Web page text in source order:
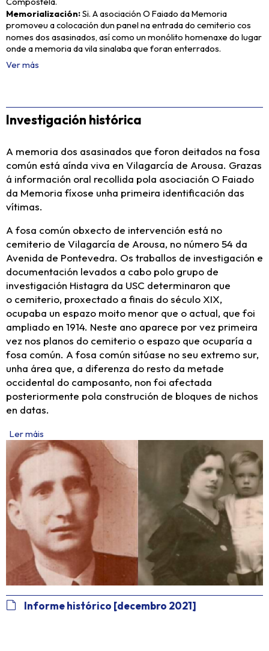
Memorialización Si. A asociación O Faiado da Memoria
promoveu a colocación dun panel na entrada do cemiterio cos
nomes dos asasinados, así como un monólito homenaxe do lugar
onde a memoria da vila sinalaba que foran enterrados.
Ver más
Investigación histórica
A memoria dos asasinados que foron deitados na fosa
común está aínda viva en Vilagarcía de Arousa. Grazas
á información oral recollida pola asociación O Faiado
da Memoria fíxose unha primeira identificación das
vítimas.
A fosa común obxecto de intervención está no
cemiterio de Vilagarcía de Arousa, no número 54 da
Avenida de Pontevedra. Os traballos de investigación e
documentación levados a cabo polo grupo de
investigación Histagra da USC determinaron que
o cemiterio, proxectado a finais do século XIX,
ocupaba un espazo moito menor que o actual, que foi
ampliado en 1914. Neste ano aparece por vez primeira
vez nos planos do cemiterio o espazo que ocuparía a
fosa común. A fosa común sitúase no seu extremo sur,
unha área que, a diferenza do resto da metade
occidental do camposanto, non foi afectada
posteriormente pola construción de bloques de nichos
en datas.
Ler máis
Informe histórico [decembro 2021]